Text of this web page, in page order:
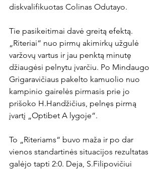
diskvalifikuotas Colinas Odutayo.
Tie pasikeitimai davė greitą efektą.
„Riteriai“ nuo pirmų akimirkų užgulė
varžovų vartus ir jau penktą minutę
džiaugėsi pelnytu įvarčiu. Po Mindaugo
Grigaravičiaus pakelto kamuolio nuo
kampinio gairelės pirmasis prie jo
prišoko H.Handžičius, pelnęs pirmą
įvartį „Optibet A lygoje“.
To „Riteriams“ buvo maža ir po dar
vienos standartinės situacijos rezultatas
galėjo tapti 2:0. Deja, S.Filipovičiui